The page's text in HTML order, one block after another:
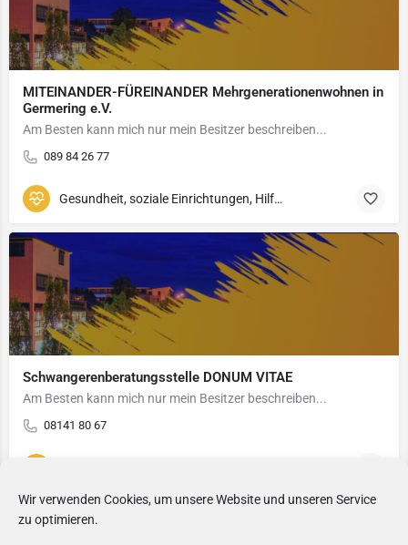
Wir verwenden Cookies, um unsere Website und unseren Service
zu optimieren.
MITEINANDER-FÜREINANDER Mehrgenerationenwohnen in
Germering e.V.
Am Besten kann mich nur mein Besitzer beschreiben...
089 84 26 77
Gesundheit, soziale Einrichtungen, Hilfswerke
Schwangerenberatungsstelle DONUM VITAE
Am Besten kann mich nur mein Besitzer beschreiben...
08141 80 67